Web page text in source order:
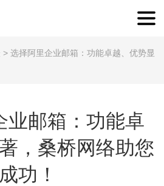
> 选择阿里企业邮箱：功能卓越、优势显
业邮箱：功能卓
，桑桥网络助您
成功！